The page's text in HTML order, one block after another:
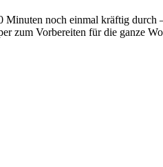
noch einmal kräftig
zum Vorbereiten für die ganze